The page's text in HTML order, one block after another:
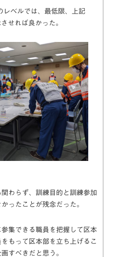
ベルでは、最低限、上記
せれば良かった。
わらず、訓練目的と訓練参加
ったことが残念だった。
集できる職員を把握して区本
もって区本部を立ち上げるこ
すべきだと思う。